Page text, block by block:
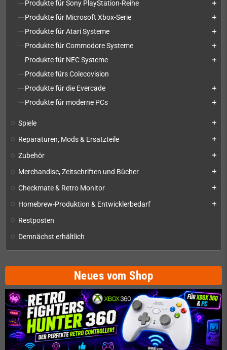
Produkte für Sony PlayStation-Reihe add
Produkte für Microsoft Xbox-Serie add
Produkte für Atari Systeme add
Produkte für Commodore Systeme add
Produkte für NEC Systeme add
Produkte fürs Colecovision
Produkte für die Evercade
add
Produkte für moderne PCs add
Spiele add
Reparaturen, Mods & Ersatzteile add
Zubehör add
Merchandise, Zeitschriften und Bücher add
Checkmate & Retro Monitor add
Homebrew-Produktion & Entwicklerbedarf add
Restposten
Demnächst erhältlich
Neues vom Shop